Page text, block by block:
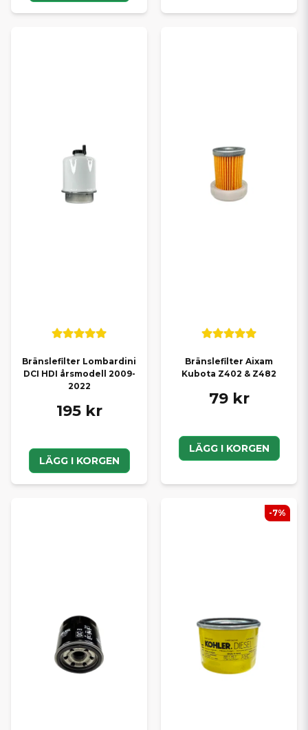
Bränslefilter Lombardini
DCI HDI årsmodell 2009-
2022
195 kr
LÄGG I KORGEN
Bränslefilter Aixam
Kubota Z402 & Z482
79 kr
LÄGG I KORGEN
-7%